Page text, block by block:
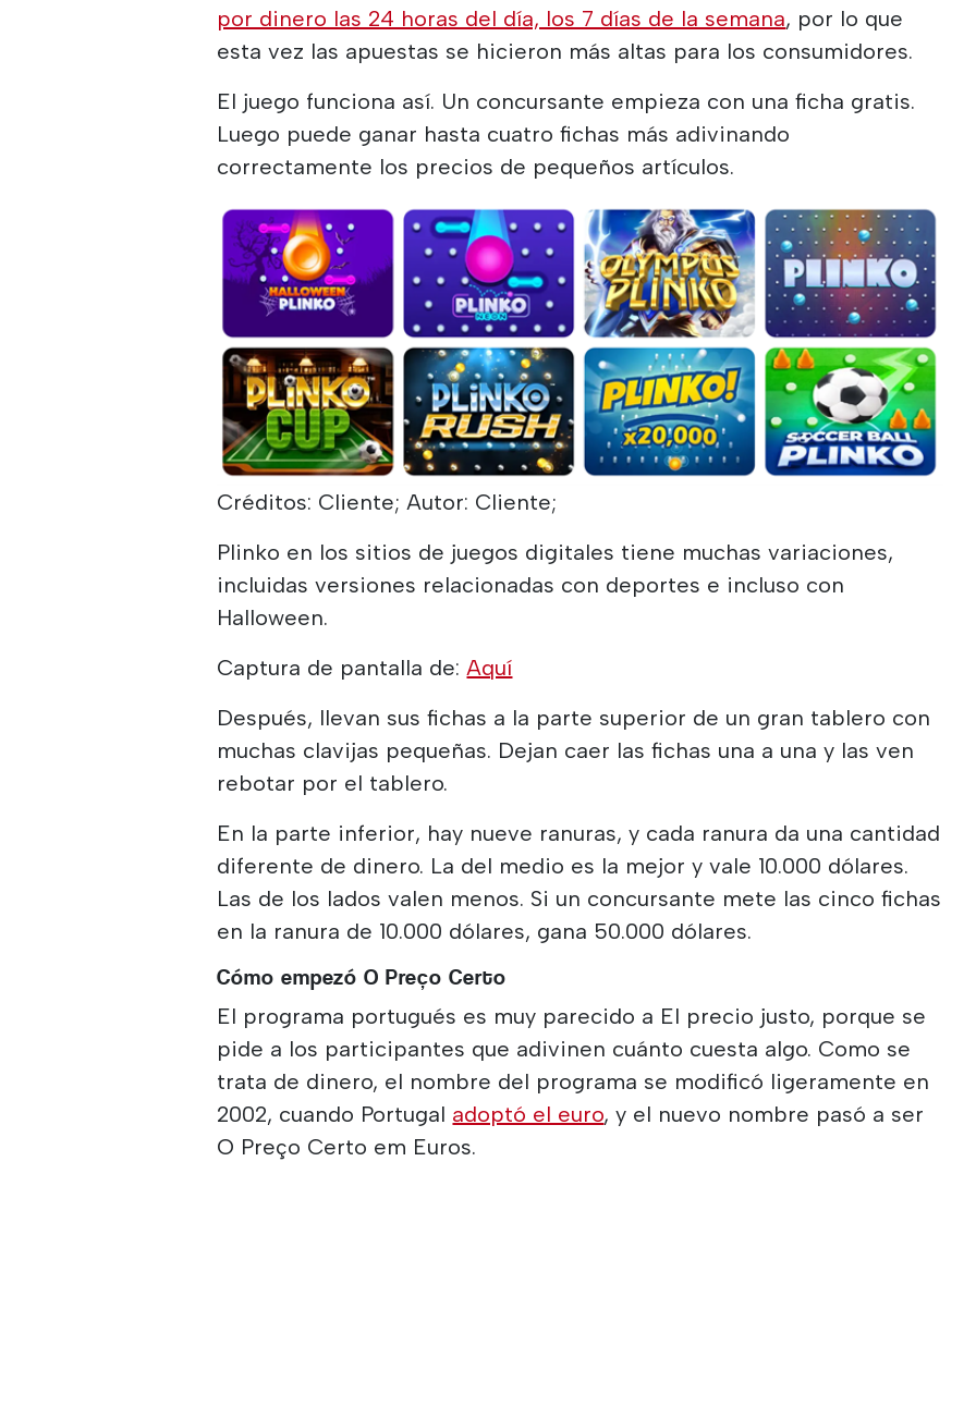
por dinero las 24 horas del día, los 7 días de la semana, por lo que
esta vez las apuestas se hicieron más altas para los consumidores.
El juego funciona así. Un concursante empieza con una ficha gratis.
Luego puede ganar hasta cuatro fichas más adivinando
correctamente los precios de pequeños artículos.
Créditos: Cliente; Autor: Cliente;
Plinko en los sitios de juegos digitales tiene muchas variaciones,
incluidas versiones relacionadas con deportes e incluso con
Halloween.
Captura de pantalla de:Aquí
Después, llevan sus fichas a la parte superior de un gran tablero con
muchas clavijas pequeñas. Dejan caer las fichas una a una y las ven
rebotar por el tablero.
En la parte inferior, hay nueve ranuras, y cada ranura da una cantidad
diferente de dinero. La del medio es la mejor y vale 10.000 dólares.
Las de los lados valen menos. Si un concursante mete las cinco fichas
en la ranura de 10.000 dólares, gana 50.000 dólares.
Cómo empezó O Preço Certo
El programa portugués es muy parecido a El precio justo, porque se
pide a los participantes que adivinen cuánto cuesta algo. Como se
trata de dinero, el nombre del programa se modificó ligeramente en
2002, cuando Portugal adoptó el euro, y el nuevo nombre pasó a ser
O Preço Certo em Euros.